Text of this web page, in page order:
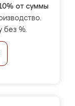
от суммы
без %.